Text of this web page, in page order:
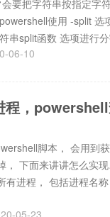
要把字符串按指定字
使用 -split
串split函数 选项进行
06-10
，
脚本， 会用到
， 下面来讲讲怎么实
有进程， 包括进程名
05-23